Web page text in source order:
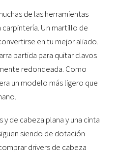
de las herramientas
carpintería. Un martillo de
en tu mejor aliado.
partida para quitar clavos
redondeada. Como
un modelo más ligero que
de cabeza plana y una cinta
siendo de dotación
drivers de cabeza